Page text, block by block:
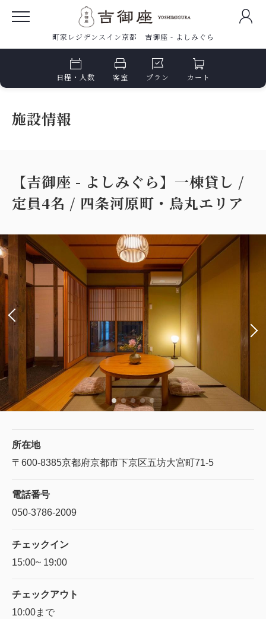
町家レジデンスイン京都 吉御座 - よしみぐら
日程・人数 客室 プラン カート
施設情報
【吉御座 - よしみぐら】一棟貸し /
定員4名 / 四条河原町・烏丸エリア
所在地
〒600-8385京都府京都市下京区五坊大宮町71-5
電話番号
050-3786-2009
チェックイン
15:00~ 19:00
チェックアウト
10:00まで